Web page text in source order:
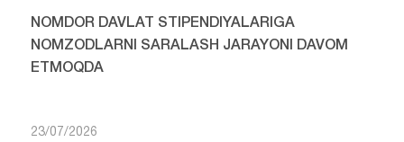
NOMDOR DAVLAT STIPENDIYALARIGA
NOMZODLARNI SARALASH JARAYONI DAVOM
ETMOQDA
23/07/2026